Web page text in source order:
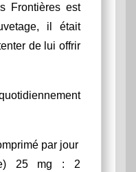
Frontières est
il était
de lui offrir
par jour
25 mg : 2